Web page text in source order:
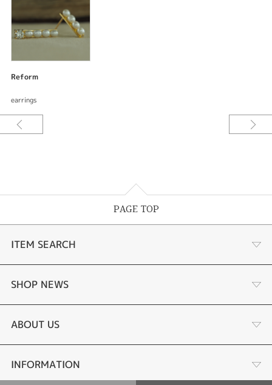
加工：鏡面仕上げ
宝石：パール
なくなったダイアモンドの指輪と合わせてひとつの個性的なピアスしていま
す。ネックレスの穴を隠して新しくピアス用の穴を開けデザインしたピアス
は片側にダイアモンドをセッティングしてアシメのような個性的なピアスに
Reform
earrings
PAGE TOP
ITEM SEARCH
婚約指輪
手作り婚約指輪
結婚指輪
SHOP NEWS
デジタルジュエリー®とは
LINEdeオーダーメイドとは
ABOUT US
会社概要
INFORMATION